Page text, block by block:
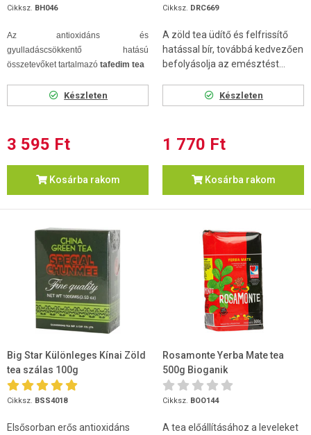
Cikksz. BH046
Az antioxidáns és
gyulladáscsökkentő hatású
összetevőket tartalmazó tafedim tea
Készleten
3 595 Ft
Kosárba rakom
Cikksz. DRC669
A zöld tea üdítő és felfrissítő
hatással bír, továbbá kedvezően
befolyásolja az emésztést...
Készleten
1 770 Ft
Kosárba rakom
Big Star Különleges Kínai Zöld
tea szálas 100g
Cikksz. BSS4018
Elsősorban erős antioxidáns
Rosamonte Yerba Mate tea
500g Bioganik
Cikksz. BOO144
A tea előállításához a leveleket